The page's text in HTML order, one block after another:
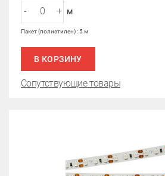
- + м
Пакет (полиэтилен) : 5 м
В КОРЗИНУ
Сопутствующие товары